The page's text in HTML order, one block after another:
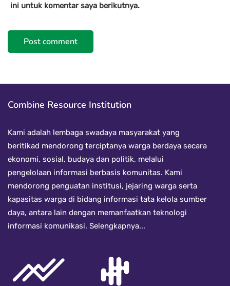
ini untuk komentar saya berikutnya.
Combine Resource Institution
Kami adalah lembaga swadaya masyarakat yang
beritikad mendorong terciptanya warga berdaya secara
ekonomi, sosial, budaya dan politik, melalui
pengelolaan informasi berbasis komunitas. Kami
mendorong penguatan institusi, jejaring warga serta
kapasitas warga di bidang informasi tata kelola sumber
daya, antara lain dengan memanfaatkan teknologi
informasi komunikasi. Selengkapnya...